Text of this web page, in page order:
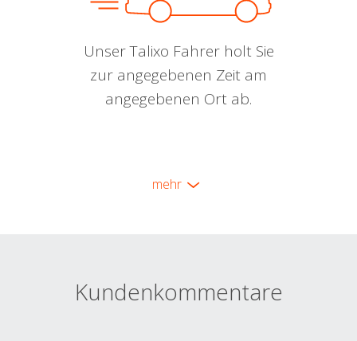
Unser Talixo Fahrer holt Sie
zur angegebenen Zeit am
angegebenen Ort ab.
mehr
Kundenkommentare